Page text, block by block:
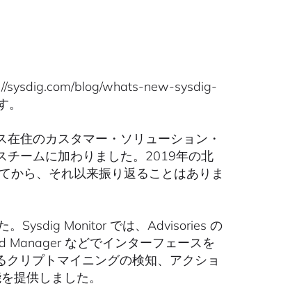
sysdig.com/blog/whats-new-sysdig-
住のカスタマー・ソリューション・
チームに加わりました。2019年の北
から、それ以来振り返ることはありま
。Sysdig Monitor では、Advisories の
Manager などでインターフェースを
リプトマイニングの検知、アクショ
提供しました。